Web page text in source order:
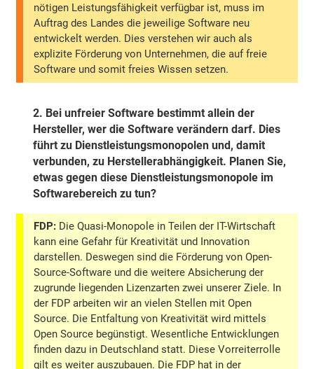
nötigen Leistungsfähigkeit verfügbar ist, muss im
Auftrag des Landes die jeweilige Software neu
entwickelt werden. Dies verstehen wir auch als
explizite Förderung von Unternehmen, die auf freie
Software und somit freies Wissen setzen.
2. Bei unfreier Software bestimmt allein der
Hersteller, wer die Software verändern darf. Dies
führt zu Dienstleistungsmonopolen und, damit
verbunden, zu Herstellerabhängigkeit. Planen Sie,
etwas gegen diese Dienstleistungsmonopole im
Softwarebereich zu tun?
FDP: Die Quasi-Monopole in Teilen der IT-Wirtschaft
kann eine Gefahr für Kreativität und Innovation
darstellen. Deswegen sind die Förderung von Open-
Source-Software und die weitere Absicherung der
zugrunde liegenden Lizenzarten zwei unserer Ziele. In
der FDP arbeiten wir an vielen Stellen mit Open
Source. Die Entfaltung von Kreativität wird mittels
Open Source begünstigt. Wesentliche Entwicklungen
finden dazu in Deutschland statt. Diese Vorreiterrolle
gilt es weiter auszubauen. Die FDP hat in der